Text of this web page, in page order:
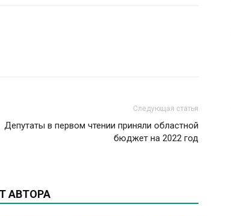
Следующая статья
Депутаты в первом чтении приняли областной
бюджет на 2022 год
АВТОРА